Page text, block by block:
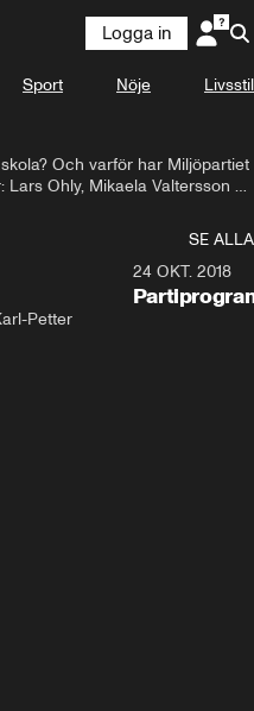
Logga in
Sport Nöje Livsstil
Och varför har Miljöpartiet
Ohly, Mikaela Valtersson
Åsa Romson (MP).
SE ALLA
Petter
24 OKT. 2018